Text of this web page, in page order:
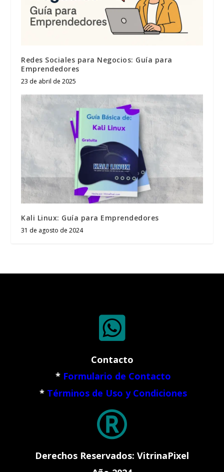
Redes Sociales para Negocios: Guía para
Emprendedores
23 de abril de 2025
Kali Linux: Guía para Emprendedores
31 de agosto de 2024

Contacto
* Formulario de Contacto
* Términos de Uso y Condiciones

Derechos Reservados: VitrinaPixel